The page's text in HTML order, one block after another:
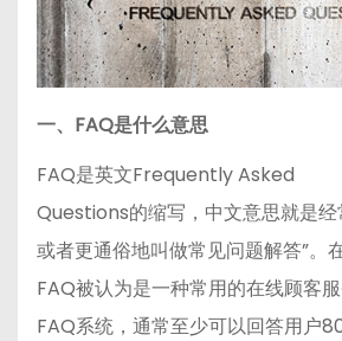
一、FAQ是什么意思
FAQ是英文Frequently Asked
Questions的缩写，中文意思就是经
或者更通俗地叫做常见问题解答”。
FAQ被认为是一种常用的在线顾客
FAQ系统，通常至少可以回答用户